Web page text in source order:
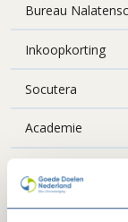
Bureau
Inkoopkorting
Socutera
Academie